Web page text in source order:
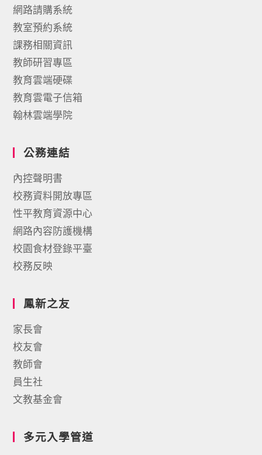
網路請購系統
教室預約系統
課務相關資訊
教師研習專區
教育雲端硬碟
教育雲電子信箱
翰林雲端學院
公務連結
內控聲明書
校務資料開放專區
性平教育資源中心
網路內容防護機構
校園食材登錄平臺
校務反映
鳳新之友
家長會
校友會
教師會
員生社
文教基金會
多元入學管道